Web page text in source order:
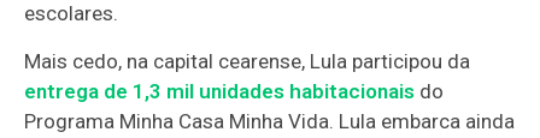
escolares.
Mais cedo, na capital cearense, Lula participou da
entrega de 1,3 mil unidades habitacionais do
Programa Minha Casa Minha Vida. Lula embarca ainda